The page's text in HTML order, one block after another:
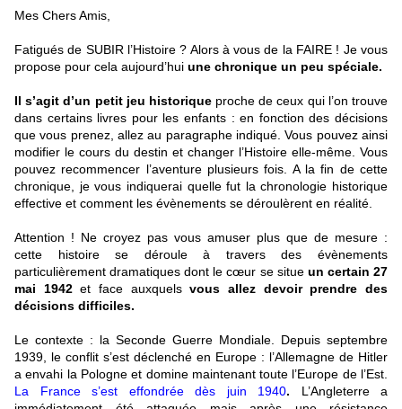
Mes Chers Amis,
Fatigués de SUBIR l’Histoire ? Alors à vous de la FAIRE ! Je vous
propose pour cela aujourd’hui une chronique un peu spéciale.
Il s’agit d’un petit jeu historiqueproche de ceux qui l’on trouve
dans certains livres pour les enfants : en fonction des décisions
que vous prenez, allez au paragraphe indiqué. Vous pouvez ainsi
modifier le cours du destin et changer l’Histoire elle-même. Vous
pouvez recommencer l’aventure plusieurs fois. A la fin de cette
chronique, je vous indiquerai quelle fut la chronologie historique
effective et comment les évènements se déroulèrent en réalité.
Attention ! Ne croyez pas vous amuser plus que de mesure :
cette histoire se déroule à travers des évènements
particulièrement dramatiques dont le cœur se situe un certain 27
mai 1942et face auxquelsvous allez devoir prendre des
décisions difficiles.
Le contexte : la Seconde Guerre Mondiale. Depuis septembre
1939, le conflit s’est déclenché en Europe : l’Allemagne de Hitler
a envahi la Pologne et domine maintenant toute l’Europe de l’Est.
La France s’est effondrée dès juin 1940. L’Angleterre a